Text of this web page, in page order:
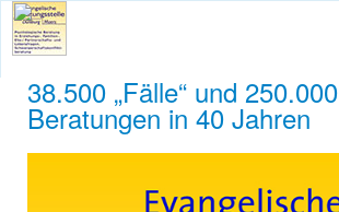
38.500 „Fälle“ und 250.000
Beratungen in 40 Jahren